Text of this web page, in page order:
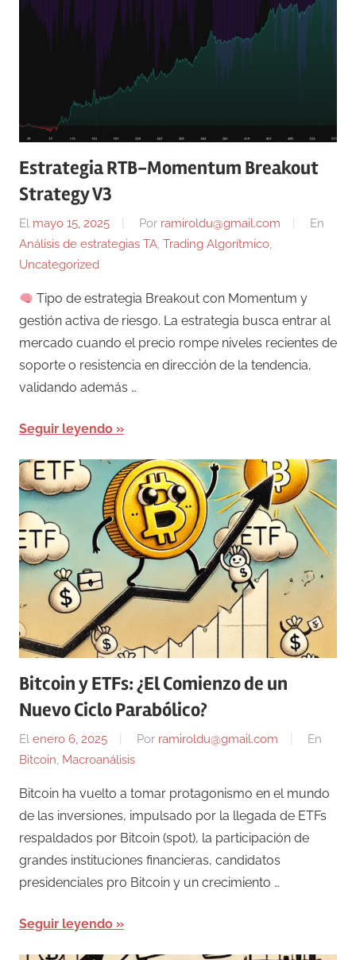
Estrategia RTB-Momentum Breakout
Strategy V3
El mayo 15, 2025 Por ramiroldu@gmail.com
En
Análisis de estrategias TA, Trading Algorítmico,
Uncategorized
Tipo de estrategia Breakout con Momentum y
gestión activa de riesgo. La estrategia busca entrar al
mercado cuando el precio rompe niveles recientes de
soporte o resistencia en dirección de la tendencia,
validando además …
Seguir leyendo
Bitcoin y ETFs: ¿El Comienzo de un
Nuevo Ciclo Parabólico?
El enero 6, 2025 Por ramiroldu@gmail.com
En
Bitcoin, Macroanálisis
Bitcoin ha vuelto a tomar protagonismo en el mundo
de las inversiones, impulsado por la llegada de ETFs
respaldados por Bitcoin (spot), la participación de
grandes instituciones financieras, candidatos
presidenciales pro Bitcoin y un crecimiento …
Seguir leyendo